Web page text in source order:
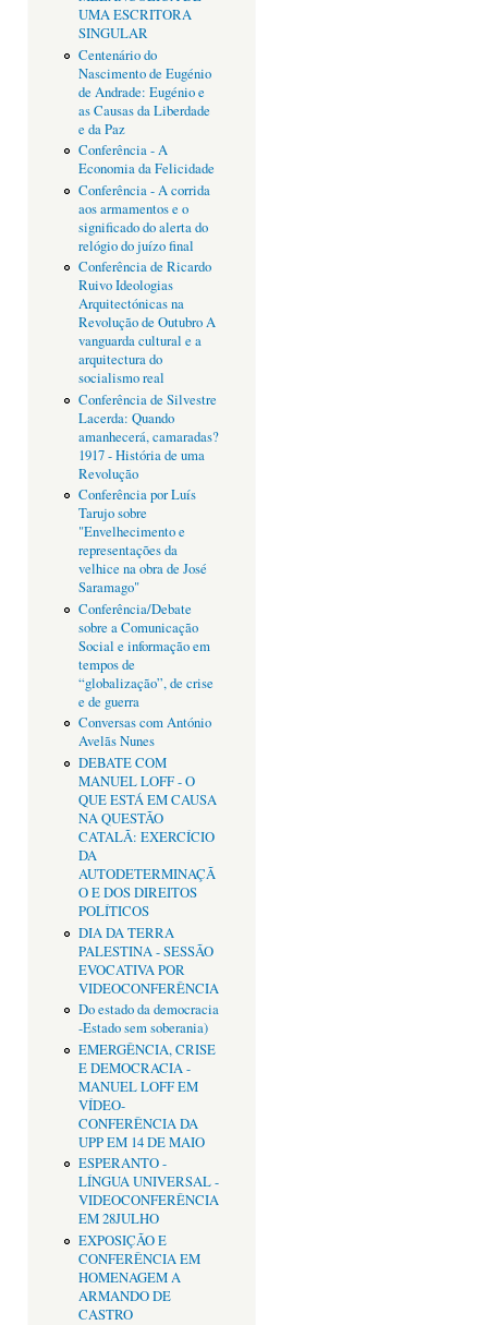
UMA ESCRITORA
SINGULAR
Centenário do
Nascimento de Eugénio
de Andrade: Eugénio e
as Causas da Liberdade
e da Paz
Conferência - A
Economia da Felicidade
Conferência - A corrida
aos armamentos e o
significado do alerta do
relógio do juízo final
Conferência de Ricardo
Ruivo Ideologias
Arquitectónicas na
Revolução de Outubro A
vanguarda cultural e a
arquitectura do
socialismo real
Conferência de Silvestre
Lacerda: Quando
amanhecerá, camaradas?
1917 - História de uma
Revolução
Conferência por Luís
Tarujo sobre
"Envelhecimento e
representações da
velhice na obra de José
Saramago"
Conferência/Debate
sobre a Comunicação
Social e informação em
tempos de
“globalização”, de crise
e de guerra
Conversas com António
Avelãs Nunes
DEBATE COM
MANUEL LOFF - O
QUE ESTÁ EM CAUSA
NA QUESTÃO
CATALÃ: EXERCÍCIO
DA
AUTODETERMINAÇÃ
O E DOS DIREITOS
POLÍTICOS
DIA DA TERRA
PALESTINA - SESSÃO
EVOCATIVA POR
VIDEOCONFERÊNCIA
Do estado da democracia
-Estado sem soberania)
EMERGÊNCIA, CRISE
E DEMOCRACIA -
MANUEL LOFF EM
VÍDEO-
CONFERÊNCIA DA
UPP EM 14 DE MAIO
ESPERANTO -
LÍNGUA UNIVERSAL -
VIDEOCONFERÊNCIA
EM 28JULHO
EXPOSIÇÃO E
CONFERÊNCIA EM
HOMENAGEM A
ARMANDO DE
CASTRO